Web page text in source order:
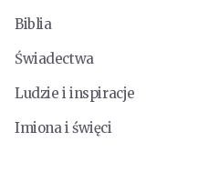
Biblia
Świadectwa
Ludzie i inspiracje
Imiona i święci